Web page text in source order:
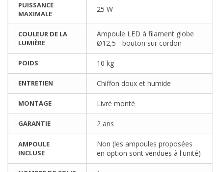
PUISSANCE
MAXIMALE
25 W
COULEUR DE LA
LUMIÈRE
Ampoule LED à filament globe
Ø12,5 - bouton sur cordon
POIDS 10 kg
ENTRETIEN Chiffon doux et humide
MONTAGE Livré monté
GARANTIE 2 ans
AMPOULE
INCLUSE
Non (les ampoules proposées
en option sont vendues à l'unité)